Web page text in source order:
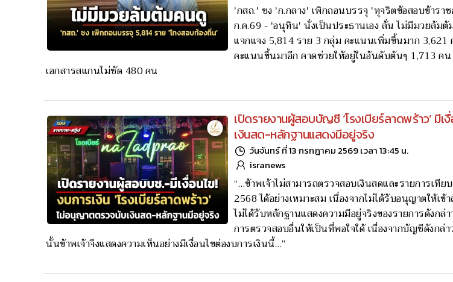
'กสถ.' ชง 'ก.กลาง' เพิกถอนบรรจุ 'ทุจริตข้อสอบข้ารา
ก.ค.69 - 'อนุทิน' นั่งเป็นประธานเอง ลั่น ไม่มีมวยล้ม
แจกแจง 5,814 ราย 3 กลุ่ม คะแนนเพิ่มขึ้นมาก
คะแนนขึ้นมาอีก คาดช่วยให้อยู่ในอันดับต้นๆ 1,713
เอกสารสแกนไม่ชัด 480 คน
เปิดรายงานผู้สอบบัญชี ‘โรงเบียร์ลาดพร้าว’ มี
เงินสด-หลักฐานแสดงมีอยู่จริง
วันจันทร์ ที่ 13 กรกฎาคม 2569 เวลา 13:45 น.
isranews
“…ข้าพเจ้าไม่สามารถตรวจสอบเงินสดและรายการเที
2568 ได้อย่างเหมาะสม เนื่องจากไม่ได้รับอนุญาตให้เ
ไม่ได้รับหลักฐานแสดงความมีอยู่จริงของรายการดังกล่
การตรวจสอบอื่นให้เป็นที่พอใจใด้ เนื่องจากบัญชีดังกล่
นั้นข้าพเจ้าจึงแสดงความเห็นอย่างมีเงื่อนไขต่องบการเงินนี้…”